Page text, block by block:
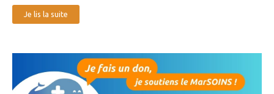
Je lis la suite